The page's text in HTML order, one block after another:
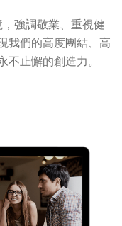
強調敬業、重視健
我們的高度團結、高
不止懈的創造力。